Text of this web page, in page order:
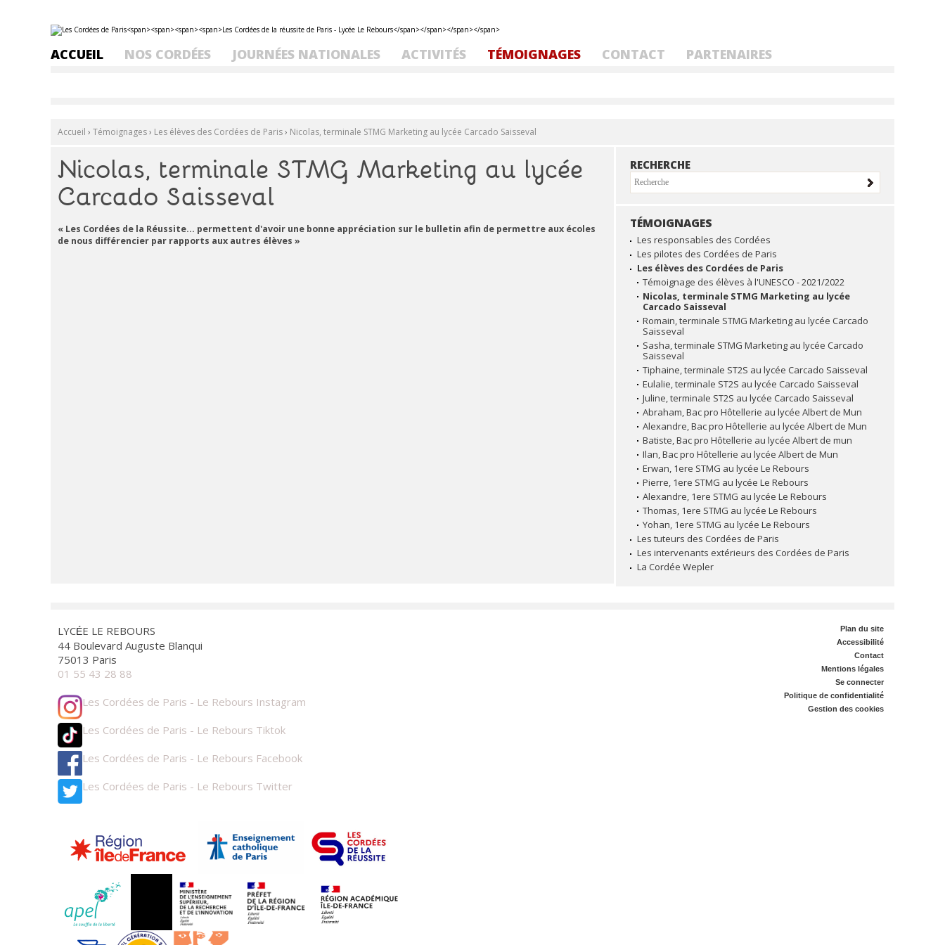
Aller
au
contenu.
|
Outils
personnels
ACCUEIL NOS CORDÉES JOURNÉES NATIONALES ACTIVITÉS TÉMOIGNAGES CONTACT PARTENAIRES
Accueil › Témoignages› Les élèves des Cordées de Paris› Nicolas, terminale STMG Marketing au lycée Carcado Saisseval
RECHERCHE
NAVIGATION
TÉMOIGNAGES
Les responsables des Cordées
Les pilotes des Cordées de Paris
Les élèves des Cordées de Paris
Témoignage des élèves à l'UNESCO - 2021/2022
Nicolas, terminale STMG Marketing au lycée
Carcado Saisseval
Romain, terminale STMG Marketing au lycée Carcado
Saisseval
Sasha, terminale STMG Marketing au lycée Carcado
Saisseval
Tiphaine, terminale ST2S au lycée Carcado Saisseval
Eulalie, terminale ST2S au lycée Carcado Saisseval
Juline, terminale ST2S au lycée Carcado Saisseval
Abraham, Bac pro Hôtellerie au lycée Albert de Mun
Alexandre, Bac pro Hôtellerie au lycée Albert de Mun
Batiste, Bac pro Hôtellerie au lycée Albert de mun
Ilan, Bac pro Hôtellerie au lycée Albert de Mun
Erwan, 1ere STMG au lycée Le Rebours
Pierre, 1ere STMG au lycée Le Rebours
Alexandre, 1ere STMG au lycée Le Rebours
Thomas, 1ere STMG au lycée Le Rebours
Yohan, 1ere STMG au lycée Le Rebours
Les tuteurs des Cordées de Paris
Les intervenants extérieurs des Cordées de Paris
La Cordée Wepler
Nicolas, terminale STMG Marketing au lycée
Carcado Saisseval
« Les Cordées de la Réussite... permettent d'avoir une bonne appréciation sur le bulletin afin de permettre aux écoles
de nous différencier par rapports aux autres élèves »
Plan du site
Accessibilité
Contact
Mentions légales
Se connecter
Politique de confidentialité
Gestion des cookies
LYCÉE LE REBOURS
44 Boulevard Auguste Blanqui
75013 Paris
01 55 43 28 88
Les Cordées de Paris - Le Rebours Instagram
Les Cordées de Paris - Le Rebours Tiktok
Les Cordées de Paris - Le Rebours Facebook
Les Cordées de Paris - Le Rebours Twitter